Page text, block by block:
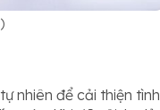
nhiên để cải thiện tình